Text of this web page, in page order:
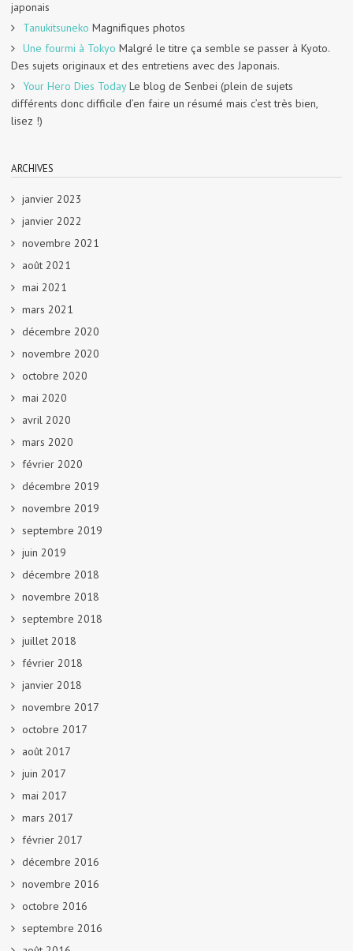
japonais
Tanukitsuneko Magnifiques photos
Une fourmi à Tokyo Malgré le titre ça semble se passer à Kyoto.
Des sujets originaux et des entretiens avec des Japonais.
Your Hero Dies TodayLe blog de Senbei (plein de sujets
différents donc difficile d’en faire un résumé mais c’est très bien,
lisez !)
ARCHIVES
janvier 2023
janvier 2022
novembre 2021
août 2021
mai 2021
mars 2021
décembre 2020
novembre 2020
octobre 2020
mai 2020
avril 2020
mars 2020
février 2020
décembre 2019
novembre 2019
septembre 2019
juin 2019
décembre 2018
novembre 2018
septembre 2018
juillet 2018
février 2018
janvier 2018
novembre 2017
octobre 2017
août 2017
juin 2017
mai 2017
mars 2017
février 2017
décembre 2016
novembre 2016
octobre 2016
septembre 2016